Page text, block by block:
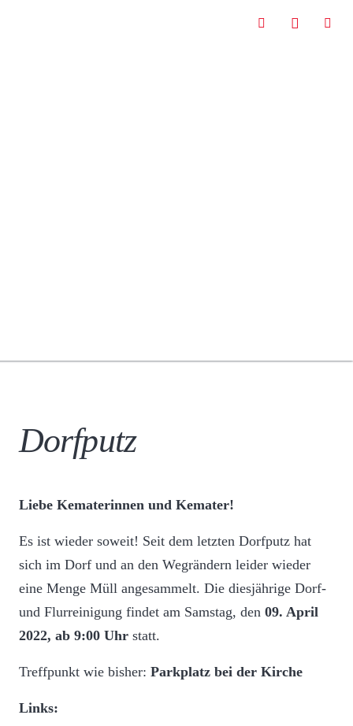
Dorfputz
Liebe Kematerinnen und Kemater!
Es ist wieder soweit! Seit dem letzten Dorfputz hat
sich im Dorf und an den Wegrändern leider wieder
eine Menge Müll angesammelt. Die diesjährige Dorf-
und Flurreinigung findet am Samstag, den 09. April
2022, ab 9:00 Uhr statt.
Treffpunkt wie bisher: Parkplatz bei der Kirche
Links: